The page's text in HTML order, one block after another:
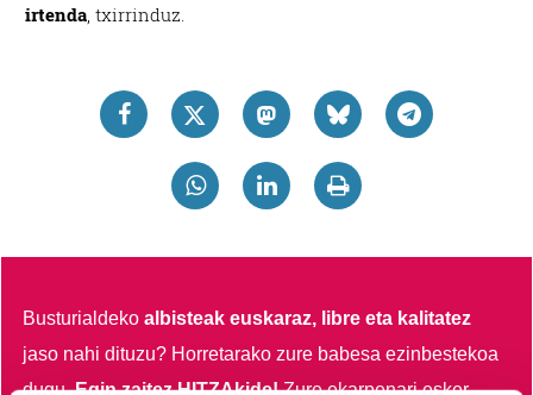
irtenda, txirrinduz.
Busturialdekoalbisteak euskaraz, libre eta kalitatez
jaso nahi dituzu? Horretarako zure babesa ezinbestekoa
dugu.Egin zaitez HITZAkide!Zure ekarpenari esker,